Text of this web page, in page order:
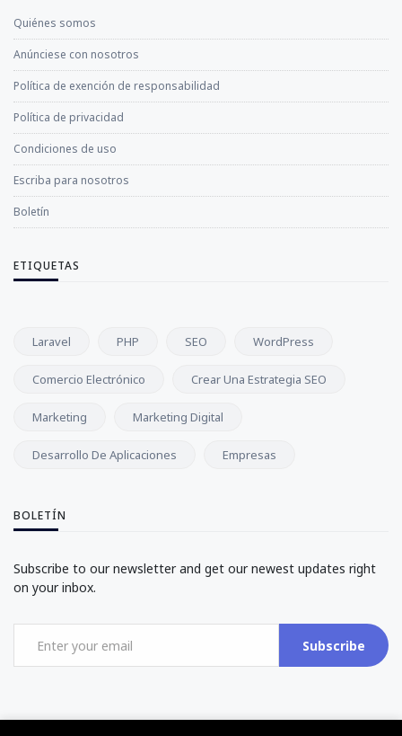
Quiénes somos
Anúnciese con nosotros
Política de exención de responsabilidad
Política de privacidad
Condiciones de uso
Escriba para nosotros
Boletín
ETIQUETAS
Laravel PHP SEO WordPress
Comercio Electrónico Crear Una Estrategia SEO
Marketing Marketing Digital
Desarrollo De Aplicaciones Empresas
BOLETÍN
Subscribe to our newsletter and get our newest updates right
on your inbox.
Subscribe